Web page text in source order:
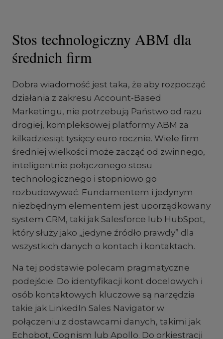
Stos technologiczny ABM dla
średnich firm
Dobra wiadomość jest taka, że aby rozpocząć
działania z zakresu Account-Based
Marketingu, nie potrzebują Państwo od razu
drogiej, kompleksowej platformy ABM za
kilkadziesiąt tysięcy euro rocznie. Wiele firm
średniej wielkości może zacząć od zwinnego,
inteligentnie połączonego stosu
technologicznego i stopniowo go
rozbudowywać. Fundamentem i jedynym
niezbędnym elementem jest uporządkowany
system CRM, taki jak Salesforce lub HubSpot,
który służy jako „jedyne źródło prawdy” dla
wszystkich danych o kontach i kontaktach.
Na tej podstawie polecam pragmatyczne
podejście. Do identyfikacji kont docelowych i
osób kontaktowych kluczowe są narzędzia
takie jak LinkedIn Sales Navigator w
połączeniu z dostawcami danych, takimi jak
Echobot, Cognism lub Apollo. Do orkiestracji